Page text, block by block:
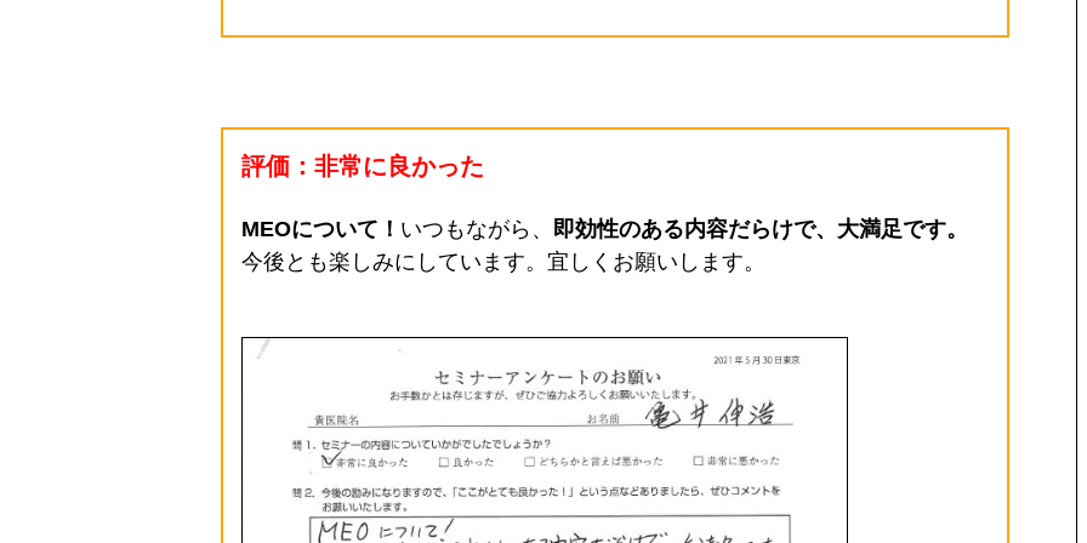
評価：非常に良かった
MEOについて！ いつもながら、 即効性のある内容だらけで、大満足です。
今後とも楽しみにしています。宜しくお願いします。